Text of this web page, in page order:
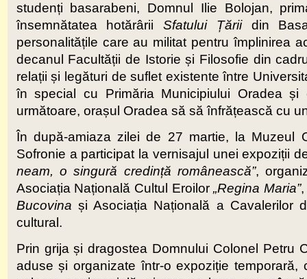
studenți basarabeni, Domnul Ilie Bolojan,
însemnătatea hotărâriiSfatului Țăriidin
personalitățile care au militat pentru împlinirea
decanul Facultății de Istorie și Filosofie din
relații și legături de suflet existente între
în special cu Primăria Municipiului Oradea
următoare, orașul Oradea să să înfrățească cu
În după-amiaza zilei de 27 martie, la Muzeul
Sofronie a participat la vernisajul unei expoziții
neam, o singură credință românească”,
Asociația Națională Cultul Eroilor„Regina Maria”,
Bucovina și Asociația Națională a Cavalerilor
cultural.
Prin grija și dragostea Domnului Colonel Petru
aduse și organizate într-o expoziție